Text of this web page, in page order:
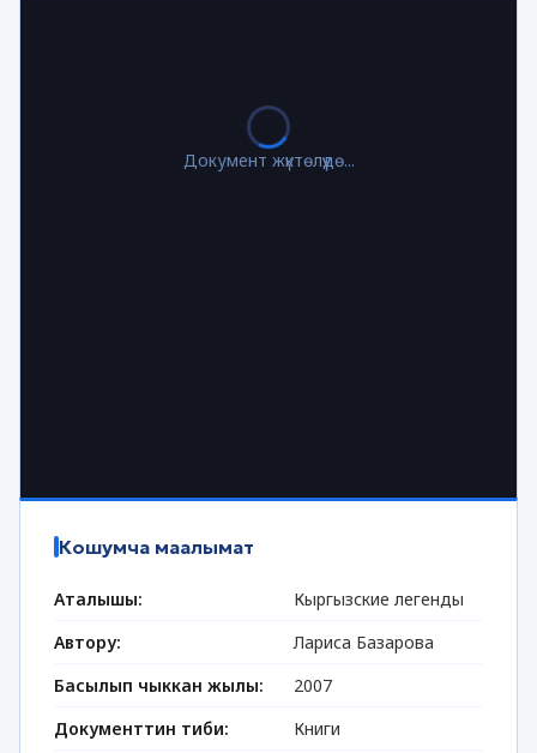
Документ жүктөлүүдө...
Кошумча маалымат
Аталышы:
Кыргызские легенды
Автору:
Лариса Базарова
Басылып чыккан жылы:
2007
Документтин тиби:
Книги